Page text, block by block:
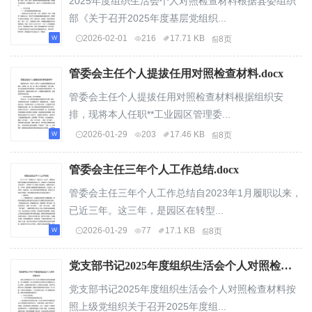
部《关于召开2025年度基层党组织...
2026-02-01 216 17.71 KB 8页
管委会主任个人提拔任用对照检查材料.docx
管委会主任个人提拔任用对照检查材料根据组织安
排，现将本人任职**工业园区管理委...
2026-01-29 203 17.46 KB 8页
管委会主任三年个人工作总结.docx
管委会主任三年个人工作总结自2023年1月履职以来，
已近三年。这三年，是园区在转型...
2026-01-29 77 17.1 KB 8页
党支部书记2025年度组织生活会个人对照检查材料.docx
党支部书记2025年度组织生活会个人对照检查材料按
照上级党组织关于召开2025年度组...